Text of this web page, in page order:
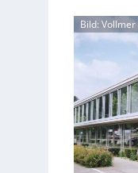
Bild: